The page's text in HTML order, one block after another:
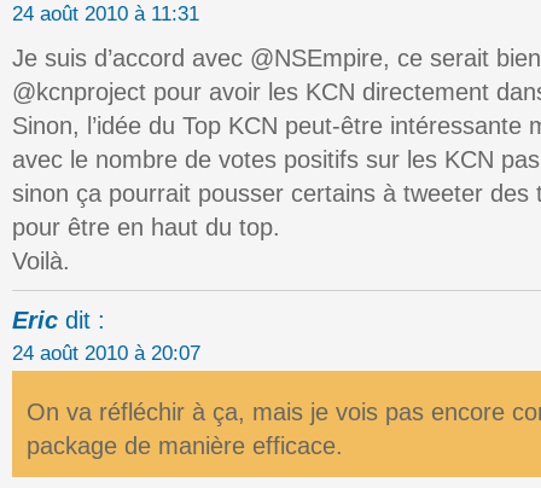
24 août 2010 à 11:31
Je suis d’accord avec @NSEmpire, ce serait
@kcnproject pour avoir les KCN directement
Sinon, l’idée du Top KCN peut-être intéressante
avec le nombre de votes positifs sur les KCN
sinon ça pourrait pousser certains à tweeter des
pour être en haut du top.
Voilà.
Eric dit :
24 août 2010 à 20:07
On va réfléchir à ça, mais je vois pas encore
package de manière efficace.